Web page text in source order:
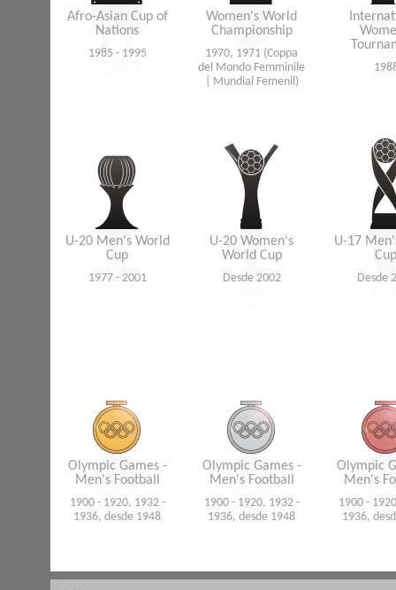
Afro-Asian Cup of
Nations
1985 - 1995
Women's World
Championship
1970, 1971 (Coppa
del Mondo Femminile
| Mundial Femenil)
U-20 Men's World
Cup
1977 - 2001
U-20 Women's
World Cup
Desde 2002
U-17
Cup
Desde
Olympic Games -
Men's Football
1900 - 1920, 1932 -
1936, desde 1948
Olympic Games -
Men's Football
1900 - 1920, 1932 -
1936, desde 1948
Olympic
Men's
1900 -
1936,